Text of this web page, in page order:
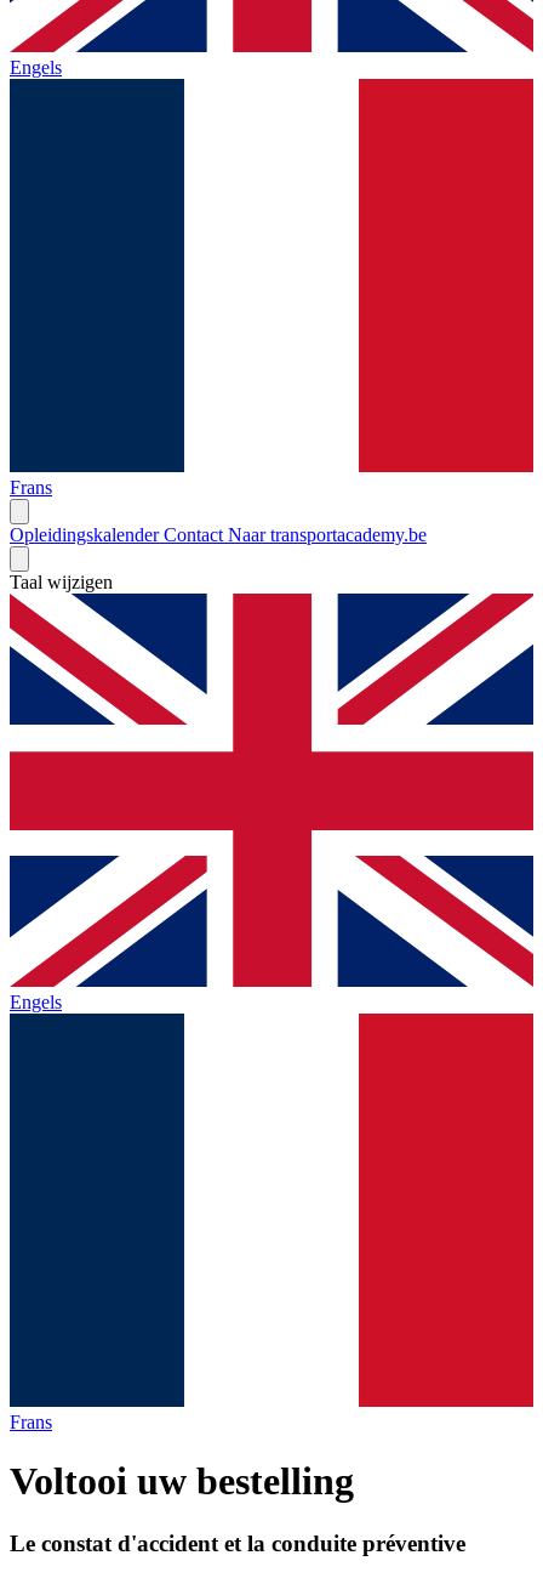
Engels
Frans
OpleidingskalenderContact Naar transportacademy.be
Taal wijzigen
Engels
Frans
Voltooi uw bestelling
Le constat d'accident et la conduite préventive